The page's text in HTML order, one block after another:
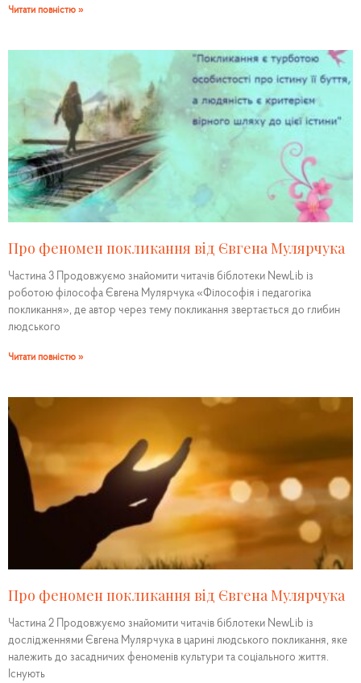
Читати повністю »
Про феномен покликання від Євгена Мулярчука
Частина 3 Продовжуємо знайомити читачів біблотеки NewLib із
роботою філософа Євгена Мулярчука «Філософія і педагогіка
покликання», де автор через тему покликання звертається до глибин
людського
Читати повністю »
Про феномен покликання від Євгена Мулярчука
Частина 2 Продовжуємо знайомити читачів біблотеки NewLib із
дослідженнями Євгена Мулярчука в царині людського покликання, яке
належить до засадничих феноменів культури та соціального життя.
Існують